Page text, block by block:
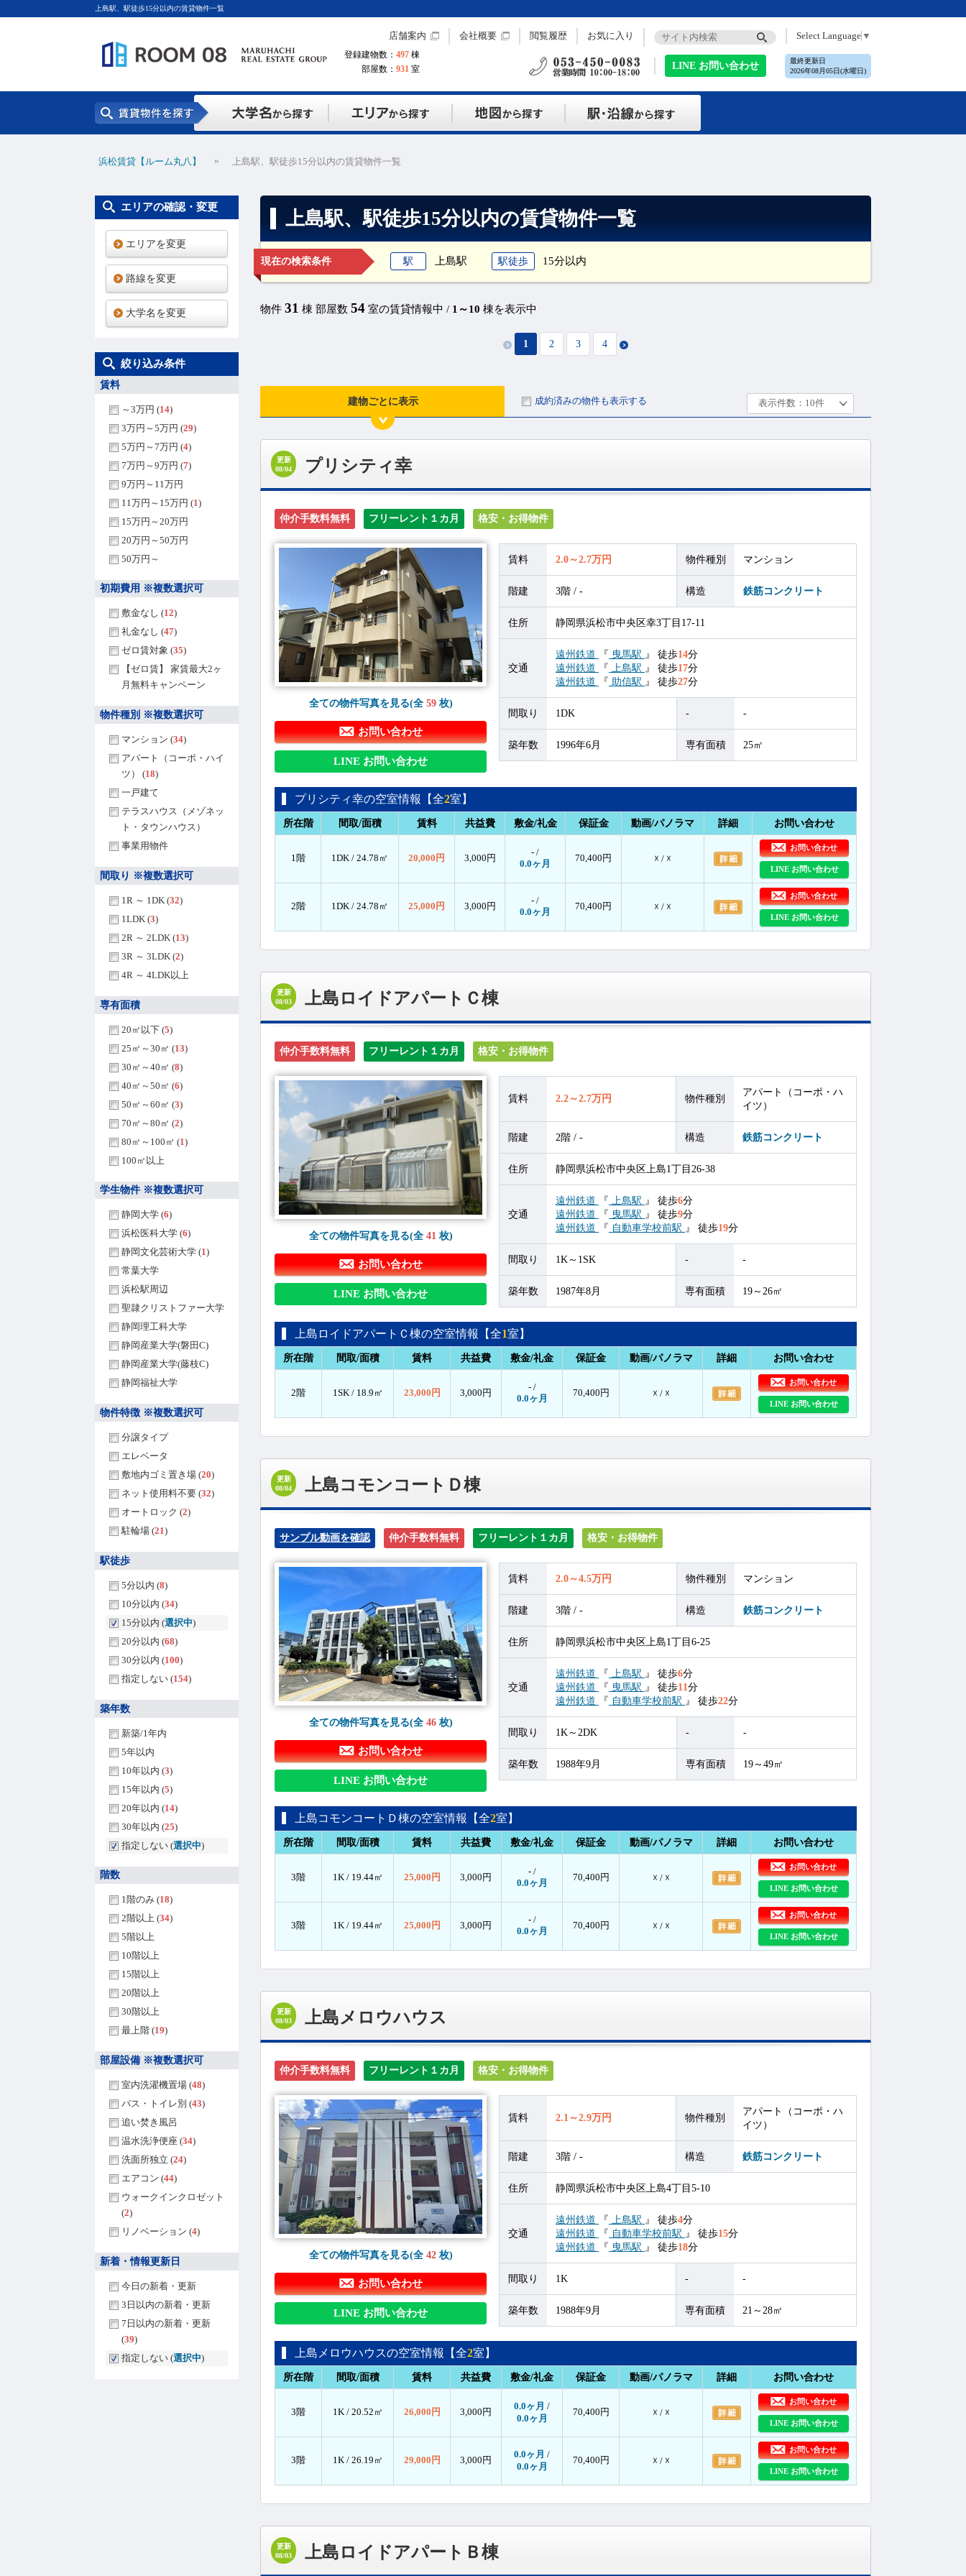
上島駅、駅徒歩15分以内の賃貸物件一覧
登録建物数： 497 棟
部屋数： 931 室
店舗案内 会社概要 閲覧履歴 お気に入り Select Language ▼
LINE お問い合わせ
最終更新日
2026年08月05日(水曜日)
浜松賃貸【ルーム丸八】 » 上島駅、駅徒歩15分以内の賃貸物件一覧
上島駅、駅徒歩15分以内の賃貸物件一覧
現在の検索条件 駅 上島駅 駅徒歩 15分以内
物件 31 棟 部屋数 54 室の賃貸情報中 / 1～10 棟を表示中
1 2 3 4
建物ごとに表示 成約済みの物件も表示する
更新
08/04
プリシティ幸
仲介手数料無料 フリーレント１カ月 格安・お得物件
全ての物件写真を見る(全 59枚)
お問い合わせ
LINE お問い合わせ
賃料 2.0～2.7万円 物件種別 マンション
階建 3階 / - 構造 鉄筋コンクリート
住所 静岡県浜松市中央区幸3丁目17-11
交通
遠州鉄道 『 曳馬駅 』 徒歩14分
遠州鉄道
『 上島駅 』 徒歩17分
遠州鉄道
『 助信駅 』 徒歩27分
間取り 1DK - -
築年数 1996年6月 専有面積 25㎡
プリシティ幸の空室情報【全2室】
所在階 間取/面積 賃料 共益費 敷金/礼金 保証金 動画/パノラマ 詳細 お問い合わせ
1階 1DK / 24.78㎡ 20,000円 3,000円
- /
0.0ヶ月
70,400円 ☓ / ☓
お問い合わせ
LINE お問い合わせ
2階 1DK / 24.78㎡ 25,000円 3,000円
- /
0.0ヶ月
70,400円 ☓ / ☓
お問い合わせ
LINE お問い合わせ
更新
08/03
上島ロイドアパートＣ棟
仲介手数料無料 フリーレント１カ月 格安・お得物件
全ての物件写真を見る(全 41枚)
お問い合わせ
LINE お問い合わせ
賃料 2.2～2.7万円 物件種別
アパート（コーポ・ハ
イツ）
階建 2階 / - 構造 鉄筋コンクリート
住所 静岡県浜松市中央区上島1丁目26-38
交通
遠州鉄道 『 上島駅 』 徒歩6分
遠州鉄道
『 曳馬駅 』 徒歩9分
遠州鉄道
『 自動車学校前駅 』 徒歩19分
間取り 1K～1SK - -
築年数 1987年8月 専有面積 19～26㎡
上島ロイドアパートＣ棟の空室情報【全1室】
所在階 間取/面積 賃料 共益費 敷金/礼金 保証金 動画/パノラマ 詳細 お問い合わせ
2階 1SK / 18.9㎡ 23,000円 3,000円
- /
0.0ヶ月
70,400円 ☓ / ☓
お問い合わせ
LINE お問い合わせ
更新
08/04
上島コモンコートＤ棟
サンプル動画を確認 仲介手数料無料 フリーレント１カ月 格安・お得物件
全ての物件写真を見る(全 46枚)
お問い合わせ
LINE お問い合わせ
賃料 2.0～4.5万円 物件種別 マンション
階建 3階 / - 構造 鉄筋コンクリート
住所 静岡県浜松市中央区上島1丁目6-25
交通
遠州鉄道 『 上島駅 』 徒歩6分
遠州鉄道
『 曳馬駅 』 徒歩11分
遠州鉄道
『 自動車学校前駅 』 徒歩22分
間取り 1K～2DK - -
築年数 1988年9月 専有面積 19～49㎡
上島コモンコートＤ棟の空室情報【全2室】
所在階 間取/面積 賃料 共益費 敷金/礼金 保証金 動画/パノラマ 詳細 お問い合わせ
3階 1K / 19.44㎡ 25,000円 3,000円
- /
0.0ヶ月
70,400円 ☓ / ☓
お問い合わせ
LINE お問い合わせ
3階 1K / 19.44㎡ 25,000円 3,000円
- /
0.0ヶ月
70,400円 ☓ / ☓
お問い合わせ
LINE お問い合わせ
更新
08/03
上島メロウハウス
仲介手数料無料 フリーレント１カ月 格安・お得物件
全ての物件写真を見る(全 42枚)
お問い合わせ
LINE お問い合わせ
賃料 2.1～2.9万円 物件種別
アパート（コーポ・ハ
イツ）
階建 3階 / - 構造 鉄筋コンクリート
住所 静岡県浜松市中央区上島4丁目5-10
交通
遠州鉄道 『 上島駅 』 徒歩4分
遠州鉄道
『 自動車学校前駅 』 徒歩15分
遠州鉄道
『 曳馬駅 』 徒歩18分
間取り 1K - -
築年数 1988年9月 専有面積 21～28㎡
上島メロウハウスの空室情報【全2室】
所在階 間取/面積 賃料 共益費 敷金/礼金 保証金 動画/パノラマ 詳細 お問い合わせ
3階 1K / 20.52㎡ 26,000円 3,000円
0.0ヶ月 /
0.0ヶ月
70,400円 ☓ / ☓
お問い合わせ
LINE お問い合わせ
3階 1K / 26.19㎡ 29,000円 3,000円
0.0ヶ月 /
0.0ヶ月
70,400円 ☓ / ☓
お問い合わせ
LINE お問い合わせ
更新
08/03
上島ロイドアパートＢ棟
エリアの確認・変更
エリアを変更
路線を変更
大学名を変更
絞り込み条件
賃料
～3万円 (14)
3万円～5万円 (29)
5万円～7万円 (4)
7万円～9万円 (7)
9万円～11万円
11万円～15万円 (1)
15万円～20万円
20万円～50万円
50万円～
初期費用 ※複数選択可
敷金なし (12)
礼金なし (47)
ゼロ賃対象 (35)
【ゼロ賃】 家賃最大2ヶ
月無料キャンペーン
物件種別 ※複数選択可
マンション (34)
アパート（コーポ・ハイ
ツ） (18)
一戸建て
テラスハウス（メゾネッ
ト・タウンハウス）
事業用物件
間取り ※複数選択可
1R ～ 1DK (32)
1LDK (3)
2R ～ 2LDK (13)
3R ～ 3LDK (2)
4R ～ 4LDK以上
専有面積
20㎡以下 (5)
25㎡～30㎡ (13)
30㎡～40㎡ (8)
40㎡～50㎡ (6)
50㎡～60㎡ (3)
70㎡～80㎡ (2)
80㎡～100㎡ (1)
100㎡以上
学生物件 ※複数選択可
静岡大学 (6)
浜松医科大学 (6)
静岡文化芸術大学 (1)
常葉大学
浜松駅周辺
聖隷クリストファー大学
静岡理工科大学
静岡産業大学(磐田C)
静岡産業大学(藤枝C)
静岡福祉大学
物件特徴 ※複数選択可
分譲タイプ
エレベータ
敷地内ゴミ置き場 (20)
ネット使用料不要 (32)
オートロック (2)
駐輪場 (21)
駅徒歩
5分以内 (8)
10分以内 (34)
15分以内 (選択中)
20分以内 (68)
30分以内 (100)
指定しない (154)
築年数
新築/1年内
5年以内
10年以内 (3)
15年以内 (5)
20年以内 (14)
30年以内 (25)
指定しない (選択中)
階数
1階のみ (18)
2階以上 (34)
5階以上
10階以上
15階以上
20階以上
30階以上
最上階 (19)
部屋設備 ※複数選択可
室内洗濯機置場 (48)
バス・トイレ別 (43)
追い焚き風呂
温水洗浄便座 (34)
洗面所独立 (24)
エアコン (44)
ウォークインクロゼット
(2)
リノベーション (4)
新着・情報更新日
今日の新着・更新
3日以内の新着・更新
7日以内の新着・更新
(39)
指定しない (選択中)